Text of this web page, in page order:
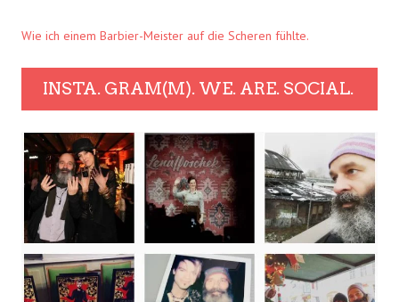
Wie ich einem Barbier-Meister auf die Scheren fühlte.
INSTA. GRAM(M). WE. ARE. SOCIAL.